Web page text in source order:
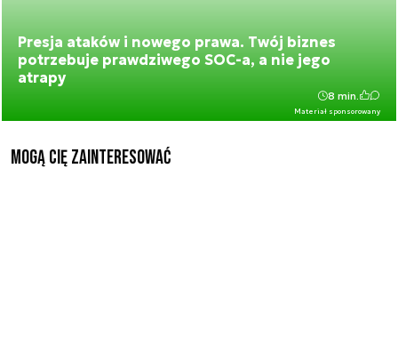
Presja ataków i nowego prawa. Twój biznes
potrzebuje prawdziwego SOC-a, a nie jego
atrapy
Materiał sponsorowany
8 min.
Mogą Cię zainteresować